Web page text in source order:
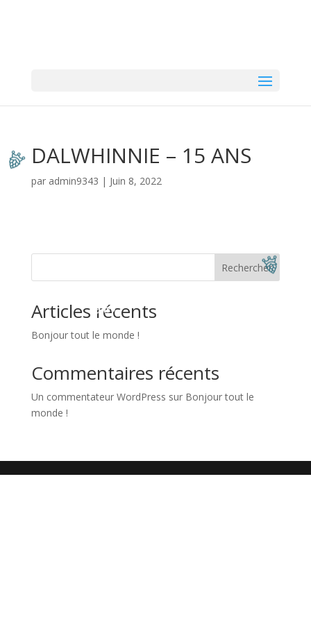
DALWHINNIE – 15 ANS
par admin9343 | Juin 8, 2022
Rechercher
Articles récents
Bonjour tout le monde !
Commentaires récents
Un commentateur WordPress sur Bonjour tout le
monde !